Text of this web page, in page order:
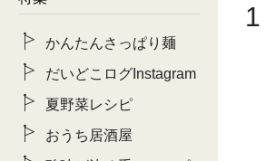
1
かんたんさっぱり麺
だいどこログInstagram
夏野菜レシピ
おうち居酒屋